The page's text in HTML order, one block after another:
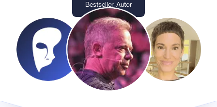
Bestseller-Autor